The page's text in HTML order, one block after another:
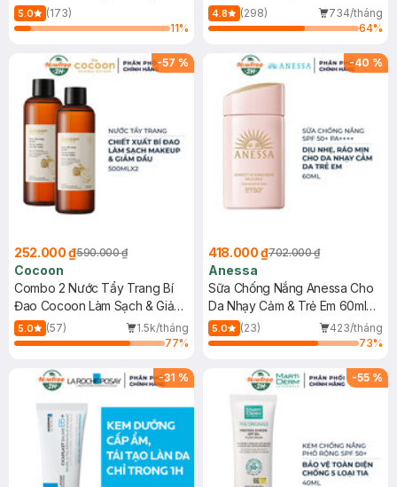
150ml
5.0
(173)
11%
4.8 (298)
734/tháng
64%
-57 %
252.000 ₫590.000 ₫
Cocoon
Combo 2 Nước Tẩy Trang Bí
Đao Cocoon Làm Sạch & Giảm
Dầu 500ml
5.0 (57)
1.5k/tháng
77%
-40 %
418.000 ₫702.000 ₫
Anessa
Sữa Chống Nắng Anessa Cho
Da Nhạy Cảm & Trẻ Em 60ml
(Mới)
5.0 (23)
423/tháng
73%
-31 % -55 %